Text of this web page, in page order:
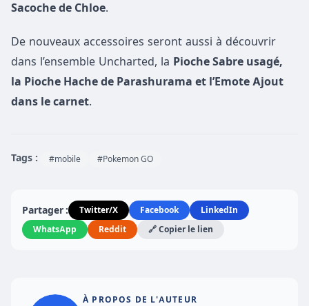
Sacoche de Chloe.
De nouveaux accessoires seront aussi à découvrir
dans l’ensemble Uncharted, la Pioche Sabre usagé,
la Pioche Hache de Parashurama et l’Emote Ajout
dans le carnet.
Tags : #mobile #Pokemon GO
Partager : Twitter/X Facebook
LinkedIn
WhatsApp
Reddit 🔗 Copier le lien
À PROPOS DE L'AUTEUR